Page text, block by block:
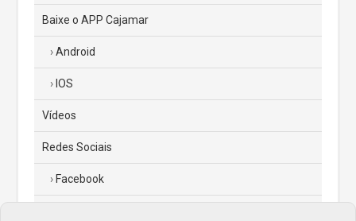
Baixe o APP Cajamar
Android
IOS
Vídeos
Redes Sociais
Facebook